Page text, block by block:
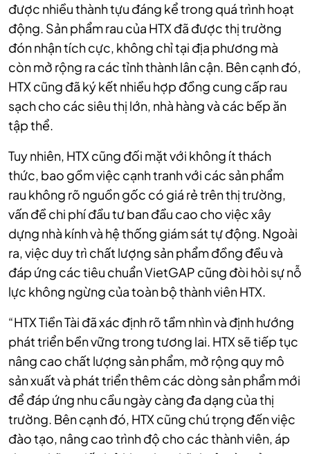
được nhiều thành tựu đáng kể trong quá trình hoạt
động. Sản phẩm rau của HTX đã được thị trường
đón nhận tích cực, không chỉ tại địa phương mà
còn mở rộng ra các tỉnh thành lân cận. Bên cạnh đó,
HTX cũng đã ký kết nhiều hợp đồng cung cấp rau
sạch cho các siêu thị lớn, nhà hàng và các bếp ăn
tập thể.
Tuy nhiên, HTX cũng đối mặt với không ít thách
thức, bao gồm việc cạnh tranh với các sản phẩm
rau không rõ nguồn gốc có giá rẻ trên thị trường,
vấn đề chi phí đầu tư ban đầu cao cho việc xây
dựng nhà kính và hệ thống giám sát tự động. Ngoài
ra, việc duy trì chất lượng sản phẩm đồng đều và
đáp ứng các tiêu chuẩn VietGAP cũng đòi hỏi sự nỗ
lực không ngừng của toàn bộ thành viên HTX.
“HTX Tiền Tài đã xác định rõ tầm nhìn và định hướng
phát triển bền vững trong tương lai. HTX sẽ tiếp tục
nâng cao chất lượng sản phẩm, mở rộng quy mô
sản xuất và phát triển thêm các dòng sản phẩm mới
để đáp ứng nhu cầu ngày càng đa dạng của thị
trường. Bên cạnh đó, HTX cũng chú trọng đến việc
đào tạo, nâng cao trình độ cho các thành viên, áp